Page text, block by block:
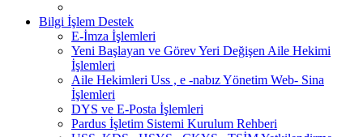
Bilgi İşlem Destek
E-İmza İşlemleri
Yeni Başlayan ve Görev Yeri Değişen Aile Hekimi
İşlemleri
Aile Hekimleri Uss , e -nabız Yönetim Web- Sina
İşlemleri
DYS ve E-Posta İşlemleri
Pardus İşletim Sistemi Kurulum Rehberi